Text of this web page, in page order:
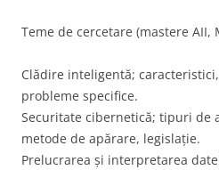
Teme de cercetare (mastere AII,
Clădire inteligentă;
probleme specifice.
Securitate cibernetică; tipuri de
metode de apărare, legislație.
Prelucrarea și interpretarea